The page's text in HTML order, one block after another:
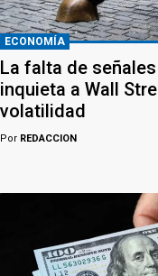
ECONOMÍA
La falta de
inquieta a Wall
volatilidad
Por REDACCION